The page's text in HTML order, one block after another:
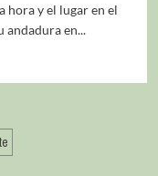
hora y el lugar en el
andadura en...